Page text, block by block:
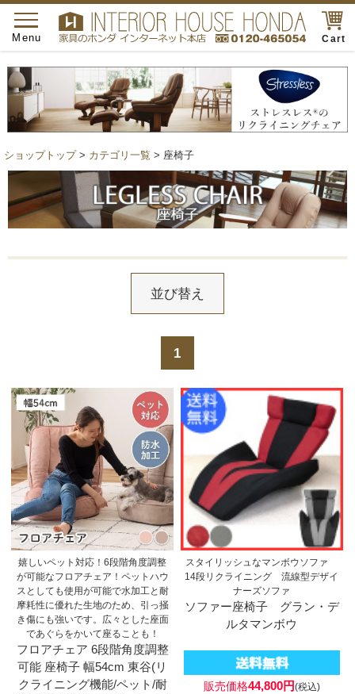
Cart
toggle
navigation
Menu
ショップトップ> カテゴリ一覧 > 座椅子
並び替え
1
嬉しいペット対応！6段階角度調整
が可能なフロアチェア！ペットハウ
スとしても使用が可能で水加工と耐
摩耗性に優れた生地のため、引っ掻
き傷にも強いです。広々とした座面
であぐらをかいて座ることも！
フロアチェア 6段階角度調整
可能 座椅子 幅54cm 東谷(リ
クライニング機能/ペット/耐
スタイリッシュなマンボウソファ
14段リクライニング 流線型デザイ
ナーズソファ
ソファー座椅子 グラン・デ
ルタマンボウ
販売価格44,800円(税込)